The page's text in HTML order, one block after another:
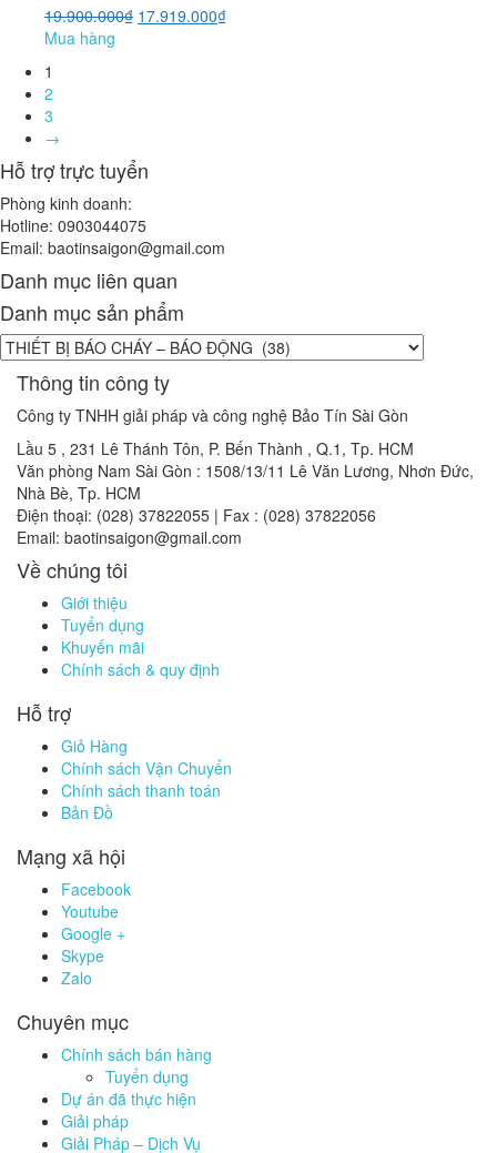
19.900.000₫ 17.919.000₫
Mua hàng
1
2
3
→
Hỗ trợ trực tuyển
Phòng kinh doanh:
Hotline: 0903044075
Email: baotinsaigon@gmail.com
Danh mục liên quan
Danh mục sản phẩm
Thông tin công ty
Công ty TNHH giải pháp và công nghệ Bảo Tín Sài Gòn
Lầu 5 , 231 Lê Thánh Tôn, P. Bến Thành , Q.1, Tp. HCM
Văn phòng Nam Sài Gòn : 1508/13/11 Lê Văn Lương, Nhơn Đức,
Nhà Bè, Tp. HCM
Điện thoại: (028) 37822055 | Fax : (028) 37822056
Email: baotinsaigon@gmail.com
Về chúng tôi
Giới thiệu
Tuyển dụng
Khuyến mãi
Chính sách & quy định
Hỗ trợ
Giỏ Hàng
Chính sách Vận Chuyển
Chính sách thanh toán
Bản Đồ
Mạng xã hội
Facebook
Youtube
Google +
Skype
Zalo
Chuyên mục
Chính sách bán hàng
Tuyển dụng
Dự án đã thực hiện
Giải pháp
Giải Pháp – Dịch Vụ